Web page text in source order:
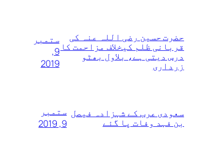
حضرت حسین رضی اللہ عنہ کی
قربانی ظلم کیخلاف مزاحمت کا
درس دیتی ہے، بلاول بھٹو
زرداری
ستمبر
9,
2019
سعودی عرب کے شہزادہ فیصل
بن فہد وفات پا گئے
ستمبر
9, 2019